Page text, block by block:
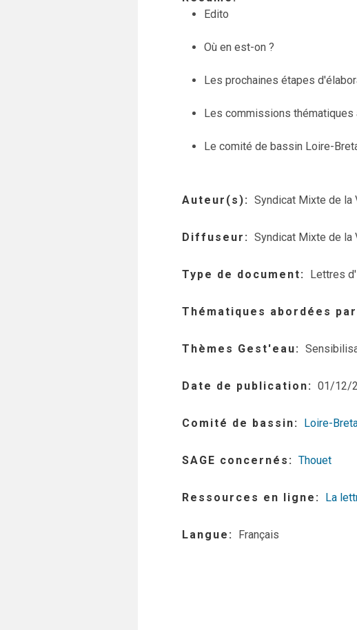
Edito
Où en est-on ?
Les prochaines étapes
Les commissions thématiques
Le comité de bassin Loire-
Auteur(s) Syndicat Mixte de la
Diffuseur Syndicat Mixte de la
Type de document Lettres
Thématiques abordées
Thèmes Gest'eau
Date de publication 01/12/
Comité de bassin Loire-
SAGE concernés Thouet
Ressources en ligne La
Langue Français